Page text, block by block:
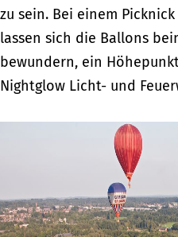
zu sein. Bei einem
lassen sich die Ballons
bewundern, ein
Nightglow Licht- und